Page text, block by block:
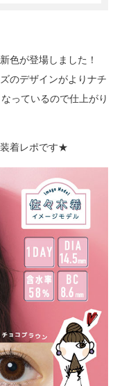
色が登場しました！
のデザインがよりナチ
っているので仕上がり
着レポです★